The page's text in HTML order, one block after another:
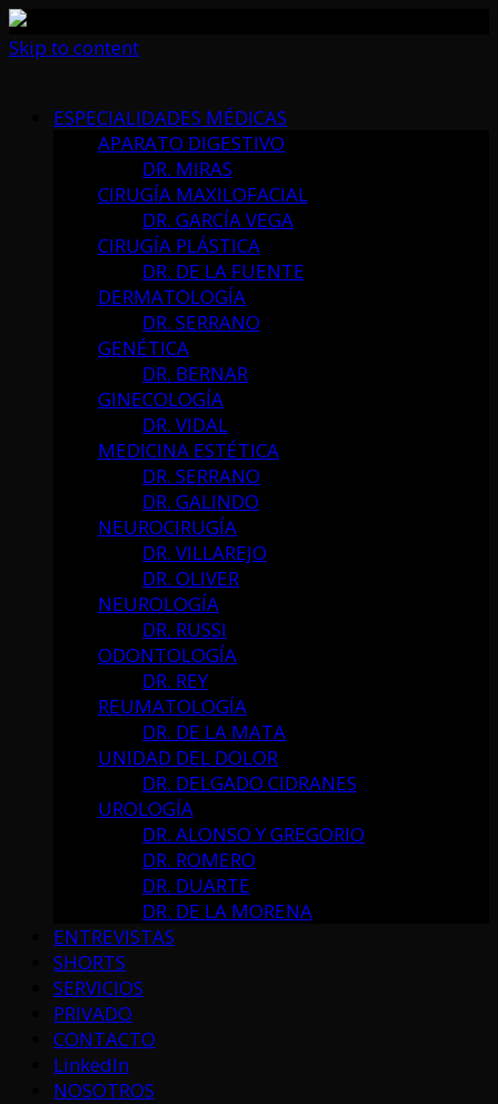
Skip to content
ESPECIALIDADES MÉDICAS
APARATO DIGESTIVO
DR. MIRAS
CIRUGÍA MAXILOFACIAL
DR. GARCÍA VEGA
CIRUGÍA PLÁSTICA
DR. DE LA FUENTE
DERMATOLOGÍA
DR. SERRANO
GENÉTICA
DR. BERNAR
GINECOLOGÍA
DR. VIDAL
MEDICINA ESTÉTICA
DR. SERRANO
DR. GALINDO
NEUROCIRUGÍA
DR. VILLAREJO
DR. OLIVER
NEUROLOGÍA
DR. RUSSI
ODONTOLOGÍA
DR. REY
REUMATOLOGÍA
DR. DE LA MATA
UNIDAD DEL DOLOR
DR. DELGADO CIDRANES
UROLOGÍA
DR. ALONSO Y GREGORIO
DR. ROMERO
DR. DUARTE
DR. DE LA MORENA
ENTREVISTAS
SHORTS
SERVICIOS
PRIVADO
CONTACTO
LinkedIn
NOSOTROS